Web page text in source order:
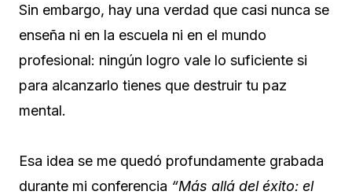
Sin embargo, hay una verdad que casi nunca se
enseña ni en la escuela ni en el mundo
profesional: ningún logro vale lo suficiente si
para alcanzarlo tienes que destruir tu paz
mental.
Esa idea se me quedó profundamente grabada
durante mi conferencia “Más allá del éxito: el